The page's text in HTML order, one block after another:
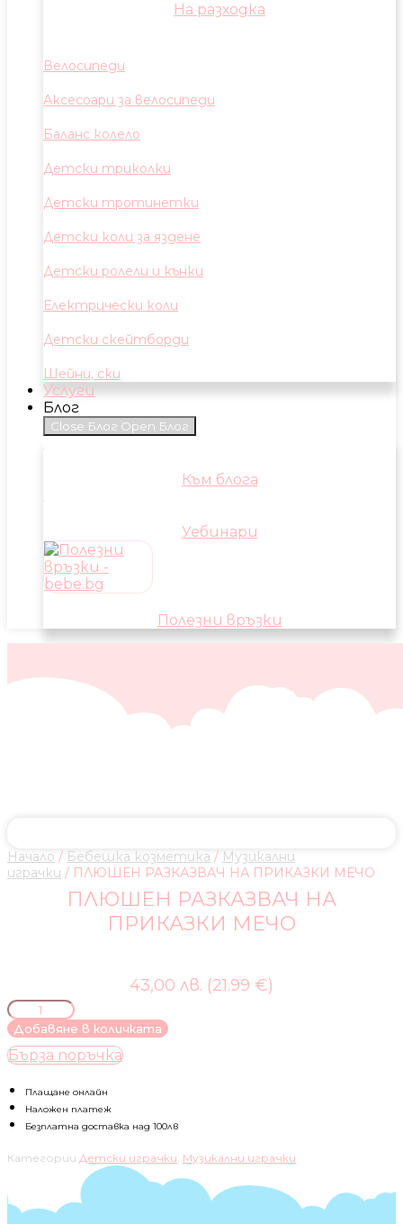
На разходка
Велосипеди
Аксесоари за велосипеди
Баланс колело
Детски триколки
Детски тротинетки
Детски коли за яздене
Детски ролели и кънки
Електрически коли
Детски скейтборди
Шейни, ски
Услуги
Блог
Close Блог Open Блог
Към блога
Уебинари
Полезни връзки
Начало / Бебешка козметика / Музикални
играчки / ПЛЮШЕН РАЗКАЗВАЧ НА ПРИКАЗКИ МЕЧО
ПЛЮШЕН РАЗКАЗВАЧ НА
ПРИКАЗКИ МЕЧО
43,00 лв. (21.99 €)
количество
за
ПЛЮШЕН
РАЗКАЗВАЧ
ПРИКАЗКИ
МЕЧО
Добавяне в количката
Бърза поръчка
Плащане онлайн
Наложен платеж
Безплатна доставка над 100лв
Категории Детски играчки, Музикални играчки